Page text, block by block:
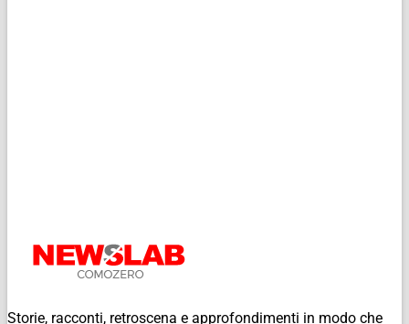
Storie, racconti, retroscena e approfondimenti in modo che